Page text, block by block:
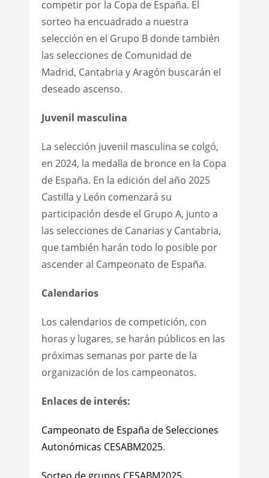
competir por la Copa de España. El
sorteo ha encuadrado a nuestra
selección en el Grupo B donde también
las selecciones de Comunidad de
Madrid, Cantabria y Aragón buscarán el
deseado ascenso.
Juvenil masculina
La selección juvenil masculina se colgó,
en 2024, la medalla de bronce en la Copa
de España. En la edición del año 2025
Castilla y León comenzará su
participación desde el Grupo A, junto a
las selecciones de Canarias y Cantabria,
que también harán todo lo posible por
ascender al Campeonato de España.
Calendarios
Los calendarios de competición, con
horas y lugares, se harán públicos en las
próximas semanas por parte de la
organización de los campeonatos.
Enlaces de interés:
Campeonato de España de Selecciones
Autonómicas CESABM2025.